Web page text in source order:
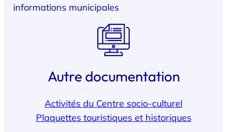
informations municipales
Autre documentation
Activités du Centre socio-culturel
Plaquettes touristiques et historiques